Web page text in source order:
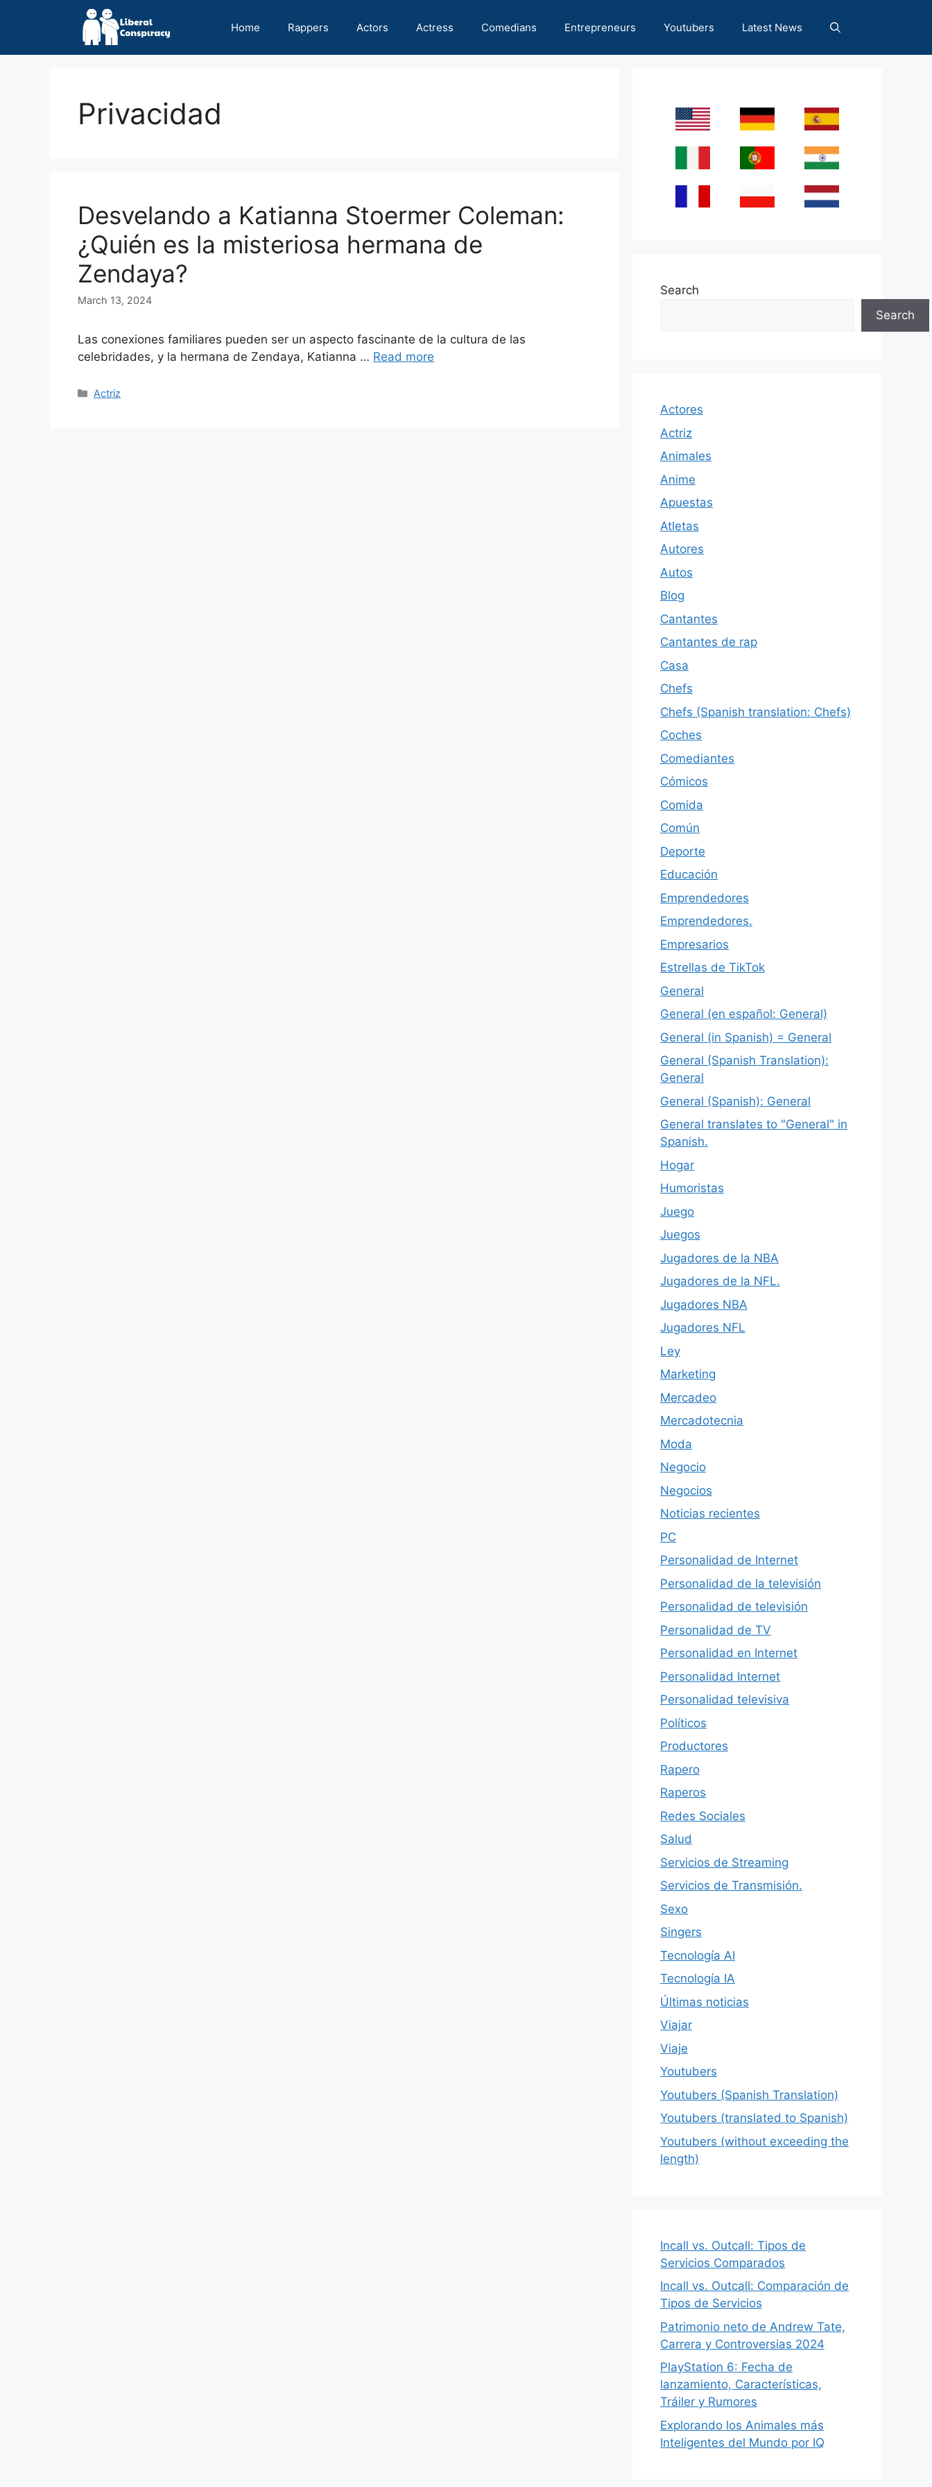
Home Rappers Actors Actress Comedians Entrepreneurs Youtubers Latest News
Privacidad
Desvelando a Katianna Stoermer Coleman:
¿Quién es la misteriosa hermana de
Zendaya?
March 13, 2024
Las conexiones familiares pueden ser un aspecto fascinante de la cultura de las
celebridades, y la hermana de Zendaya, Katianna … Read more
Categories
Actriz
Search
Search
Actores
Actriz
Animales
Anime
Apuestas
Atletas
Autores
Autos
Blog
Cantantes
Cantantes de rap
Casa
Chefs
Chefs (Spanish translation: Chefs)
Coches
Comediantes
Cómicos
Comida
Común
Deporte
Educación
Emprendedores
Emprendedores.
Empresarios
Estrellas de TikTok
General
General (en español: General)
General (in Spanish) = General
General (Spanish Translation):
General
General (Spanish): General
General translates to "General" in
Spanish.
Hogar
Humoristas
Juego
Juegos
Jugadores de la NBA
Jugadores de la NFL.
Jugadores NBA
Jugadores NFL
Ley
Marketing
Mercadeo
Mercadotecnia
Moda
Negocio
Negocios
Noticias recientes
PC
Personalidad de Internet
Personalidad de la televisión
Personalidad de televisión
Personalidad de TV
Personalidad en Internet
Personalidad Internet
Personalidad televisiva
Políticos
Productores
Rapero
Raperos
Redes Sociales
Salud
Servicios de Streaming
Servicios de Transmisión.
Sexo
Singers
Tecnología AI
Tecnología IA
Últimas noticias
Viajar
Viaje
Youtubers
Youtubers (Spanish Translation)
Youtubers (translated to Spanish)
Youtubers (without exceeding the
length)
Incall vs. Outcall: Tipos de
Servicios Comparados
Incall vs. Outcall: Comparación de
Tipos de Servicios
Patrimonio neto de Andrew Tate,
Carrera y Controversias 2024
PlayStation 6: Fecha de
lanzamiento, Características,
Tráiler y Rumores
Explorando los Animales más
Inteligentes del Mundo por IQ